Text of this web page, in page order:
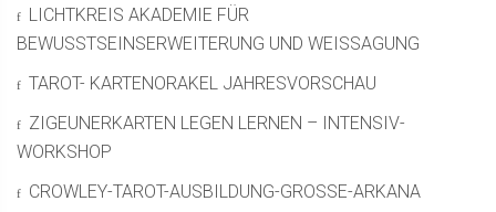
LICHTKREIS AKADEMIE FÜR
BEWUSSTSEINSERWEITERUNG UND WEISSAGUNG
TAROT- KARTENORAKEL JAHRESVORSCHAU
ZIGEUNERKARTEN LEGEN LERNEN – INTENSIV-
WORKSHOP
CROWLEY-TAROT-AUSBILDUNG-GROSSE-ARKANA